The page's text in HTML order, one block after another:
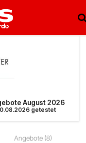
August 2026
getestet
Angebote (8)